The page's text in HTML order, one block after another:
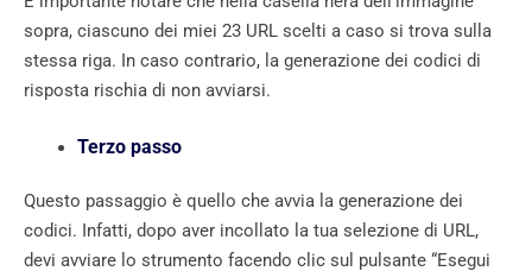
sopra, ciascuno dei miei 23 URL scelti a caso si trova sulla
stessa riga. In caso contrario, la generazione dei codici di
risposta rischia di non avviarsi.
Terzo passo
Questo passaggio è quello che avvia la generazione dei
codici. Infatti, dopo aver incollato la tua selezione di URL,
devi avviare lo strumento facendo clic sul pulsante “Esegui